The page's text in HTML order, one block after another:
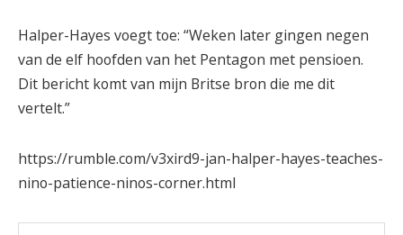
Halper-Hayes voegt toe: “Weken later gingen negen
van de elf hoofden van het Pentagon met pensioen.
Dit bericht komt van mijn Britse bron die me dit
vertelt.”
https://rumble.com/v3xird9-jan-halper-hayes-teaches-
nino-patience-ninos-corner.html